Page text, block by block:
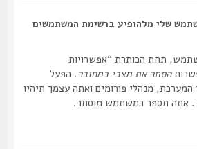
שלי מלהופיע ברשימת המשתמשים
תחת הכותרת “אפשרויות
הסתר את מצבי כמחובר. הפעל
מנהלי פורומים ואתה עצמך תיהיו
תספר כמשתמש מוסתר.